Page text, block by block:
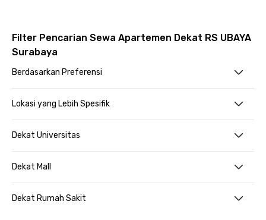
Filter Pencarian Sewa Apartemen Dekat RS UBAYA
Surabaya
Berdasarkan Preferensi
Lokasi yang Lebih Spesifik
Dekat Universitas
Dekat Mall
Dekat Rumah Sakit